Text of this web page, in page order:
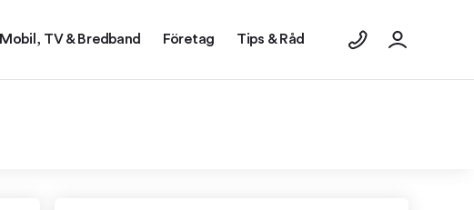
Mobil, TV & Bredband Företag Tips & Råd